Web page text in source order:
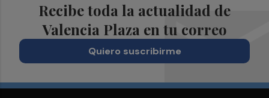
Recibe toda la actualidad de
Valencia Plaza en tu correo
Quiero suscribirme